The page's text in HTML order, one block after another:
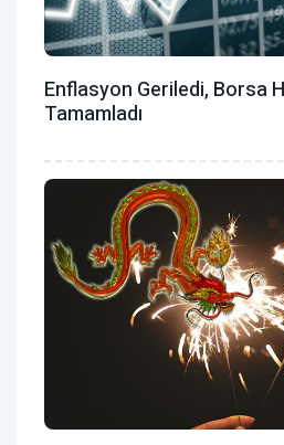
Enflasyon Geriledi, Borsa
Tamamladı